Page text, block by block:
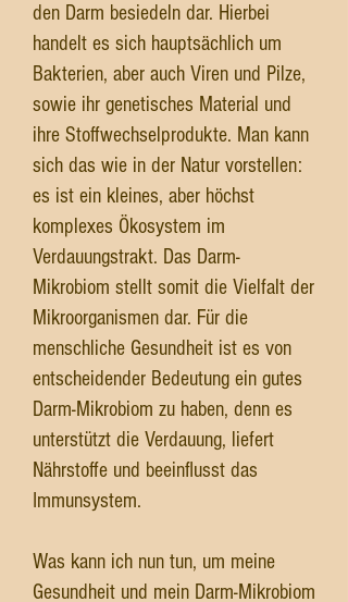
den Darm besiedeln dar. Hierbei
handelt es sich hauptsächlich um
Bakterien, aber auch Viren und Pilze,
sowie ihr genetisches Material und
ihre Stoffwechselprodukte. Man kann
sich das wie in der Natur vorstellen:
es ist ein kleines, aber höchst
komplexes Ökosystem im
Verdauungstrakt. Das Darm-
Mikrobiom stellt somit die Vielfalt der
Mikroorganismen dar. Für die
menschliche Gesundheit ist es von
entscheidender Bedeutung ein gutes
Darm-Mikrobiom zu haben, denn es
unterstützt die Verdauung, liefert
Nährstoffe und beeinflusst das
Immunsystem.
Was kann ich nun tun, um meine
Gesundheit und mein Darm-Mikrobiom